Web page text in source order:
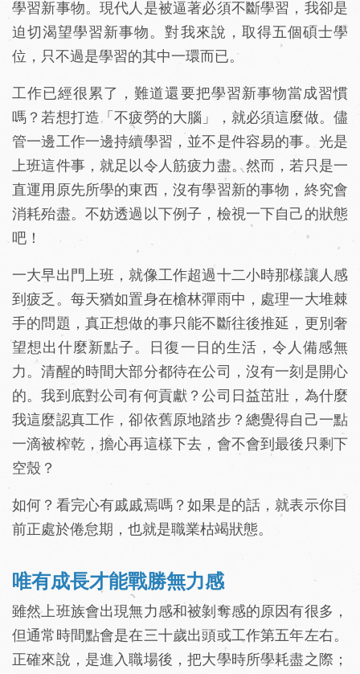
學習新事物。現代人是被逼著必須不斷學習，我卻是
迫切渴望學習新事物。對我來說，取得五個碩士學
位，只不過是學習的其中一環而已。
工作已經很累了，難道還要把學習新事物當成習慣
嗎？若想打造「不疲勞的大腦」，就必須這麼做。儘
管一邊工作一邊持續學習，並不是件容易的事。光是
上班這件事，就足以令人筋疲力盡。然而，若只是一
直運用原先所學的東西，沒有學習新的事物，終究會
消耗殆盡。不妨透過以下例子，檢視一下自己的狀態
吧！
一大早出門上班，就像工作超過十二小時那樣讓人感
到疲乏。每天猶如置身在槍林彈雨中，處理一大堆棘
手的問題，真正想做的事只能不斷往後推延，更別奢
望想出什麼新點子。日復一日的生活，令人備感無
力。清醒的時間大部分都待在公司，沒有一刻是開心
的。我到底對公司有何貢獻？公司日益茁壯，為什麼
我這麼認真工作，卻依舊原地踏步？總覺得自己一點
一滴被榨乾，擔心再這樣下去，會不會到最後只剩下
空殼？
如何？看完心有戚戚焉嗎？如果是的話，就表示你目
前正處於倦怠期，也就是職業枯竭狀態。
唯有成長才能戰勝無力感
雖然上班族會出現無力感和被剝奪感的原因有很多，
但通常時間點會是在三十歲出頭或工作第五年左右。
正確來說，是進入職場後，把大學時所學耗盡之際；